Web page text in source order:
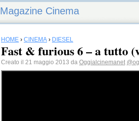
Magazine Cinema
HOME › CINEMA › DIESEL
Fast & furious 6 – a tutto
Creato il 21 maggio 2013 da Oggialcinemanet